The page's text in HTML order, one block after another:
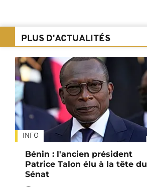
PLUS D'ACTUALITÉS
INFO
Bénin : l'ancien président
Patrice Talon élu à la tête du
Sénat